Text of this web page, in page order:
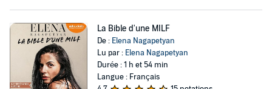
La Bible d'une MILF
De : Elena Nagapetyan
Lu par : Elena Nagapetyan
Durée : 1 h et 54 min
Langue : Français